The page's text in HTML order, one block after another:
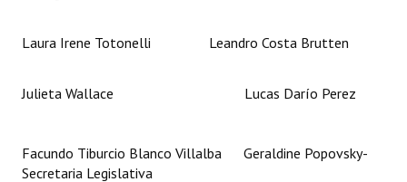
Laura Irene Totonelli Leandro Costa Brutten
Julieta Wallace Lucas Darío Perez
Facundo Tiburcio Blanco Villalba Geraldine Popovsky-
Secretaria Legislativa